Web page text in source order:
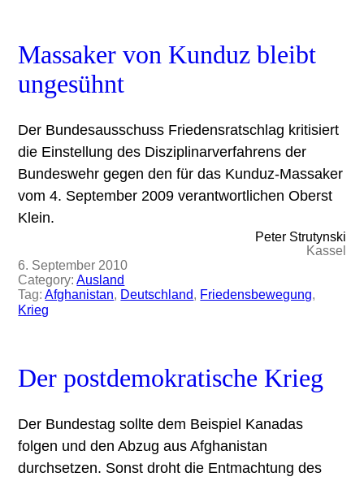
Massaker von Kunduz bleibt
ungesühnt
Der Bundesausschuss Friedensratschlag kritisiert
die Einstellung des Disziplinarverfahrens der
Bundeswehr gegen den für das Kunduz-Massaker
vom 4. September 2009 verantwortlichen Oberst
Klein.
Peter Strutynski
Kassel
6. September 2010
Category:Ausland
Tag:Afghanistan, Deutschland, Friedensbewegung
Krieg
Der postdemokratische Krieg
Der Bundestag sollte dem Beispiel Kanadas
folgen und den Abzug aus Afghanistan
durchsetzen. Sonst droht die Entmachtung des